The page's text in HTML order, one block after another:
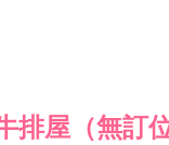
排屋（無訂位